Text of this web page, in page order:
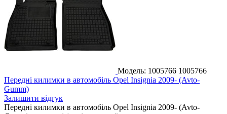
Модель: 1005766 1005766
Передні килимки в автомобіль Opel Insignia 2009- (Avto-
Gumm)
Залишити відгук
Передні килимки в автомобіль Opel Insignia 2009- (Avto-